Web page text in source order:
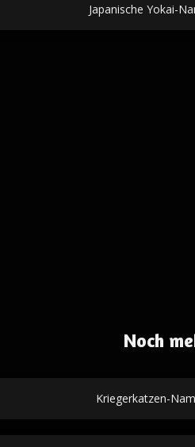
Japanische Yokai-
Noch
Kriegerkatzen-